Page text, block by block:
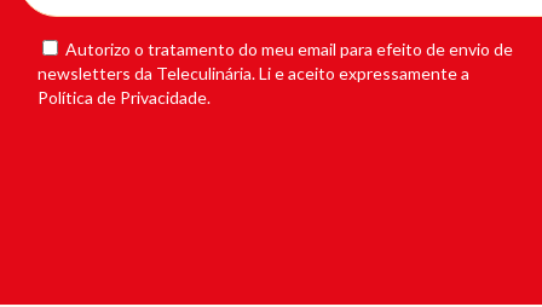
Autorizo o tratamento do meu email para efeito de envio de
newsletters da Teleculinária. Li e aceito expressamente a
Política de Privacidade.